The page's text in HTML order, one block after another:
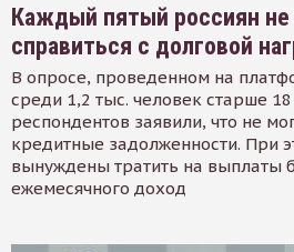
Каждый пятый россиян
справиться с долговой
В опросе, проведенном на
среди 1,2 тыс. человек старше 18
респондентов заявили, что не
кредитные задолженности. При
вынуждены тратить на выплаты
ежемесячного доход